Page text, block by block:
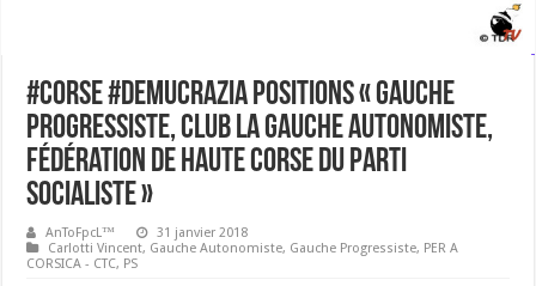
#Corse #Demucrazia Positions « Gauche
Progressiste, Club La Gauche Autonomiste,
Fédération de Haute Corse du parti
Socialiste »
AnToFpcL™
31 janvier 2018
Carlotti Vincent, Gauche Autonomiste, Gauche Progressiste, PER A
CORSICA - CTC, PS